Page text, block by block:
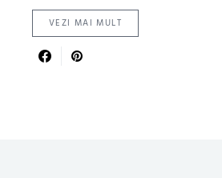
VEZI MAI MULT